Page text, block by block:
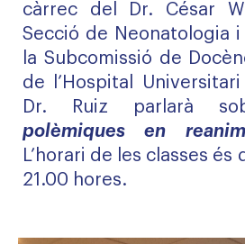
càrrec del Dr. César
Secció de Neonatologia
la Subcomissió de
de l’Hospital
Dr. Ruiz parlarà
polèmiques en
L’horari de les classes és
21.00 hores.